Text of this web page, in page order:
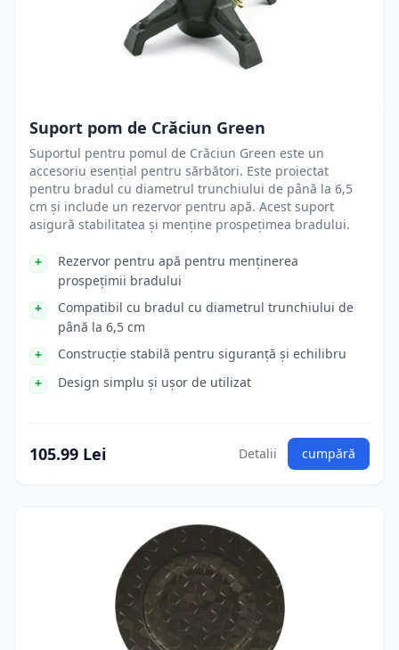
Suport pom de Crăciun Green
Suportul pentru pomul de Crăciun Green este un
accesoriu esențial pentru sărbători. Este proiectat
pentru bradul cu diametrul trunchiului de până la 6,5
cm și include un rezervor pentru apă. Acest suport
asigură stabilitatea și menține prospețimea bradului.
Rezervor pentru apă pentru menținerea
prospețimii bradului
Compatibil cu bradul cu diametrul trunchiului de
până la 6,5 cm
Construcție stabilă pentru siguranță și echilibru
Design simplu și ușor de utilizat
105.99 Lei Detalii cumpără